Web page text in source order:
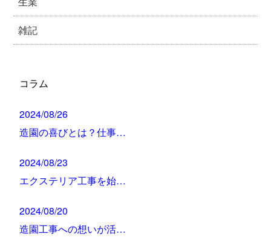
雑記
コラム
2024/08/26
造園の喜びとは？仕事…
2024/08/23
エクステリア工事を始…
2024/08/20
造園工事への想いが活…